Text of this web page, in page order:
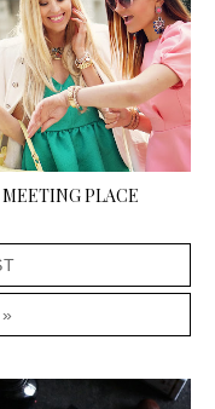
MEETING PLACE